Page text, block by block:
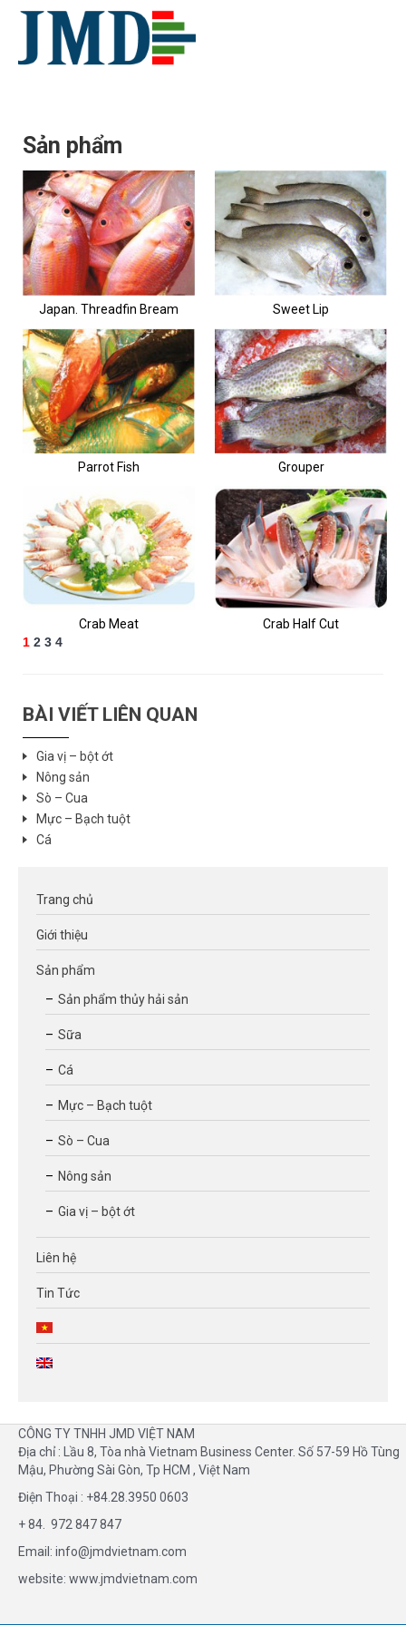
Sản phẩm
Japan. Threadfin Bream Sweet Lip
Parrot Fish Grouper
Crab Meat
Crab Half Cut
1 2 3 4
BÀI VIẾT LIÊN QUAN
Gia vị – bột ớt
Nông sản
Sò – Cua
Mực – Bạch tuột
Cá
Trang chủ
Giới thiệu
Sản phẩm
Sản phẩm thủy hải sản
Sữa
Cá
Mực – Bạch tuột
Sò – Cua
Nông sản
Gia vị – bột ớt
Liên hệ
Tin Tức
CÔNG TY TNHH JMD VIỆT NAM
Địa chỉ : Lầu 8, Tòa nhà Vietnam Business Center. Số 57-59 Hồ Tùng
Mậu, Phường Sài Gòn, Tp HCM , Việt Nam
Điện Thoại : +84.28.3950 0603
+ 84. 972 847 847
Email: info@jmdvietnam.com
website: www.jmdvietnam.com